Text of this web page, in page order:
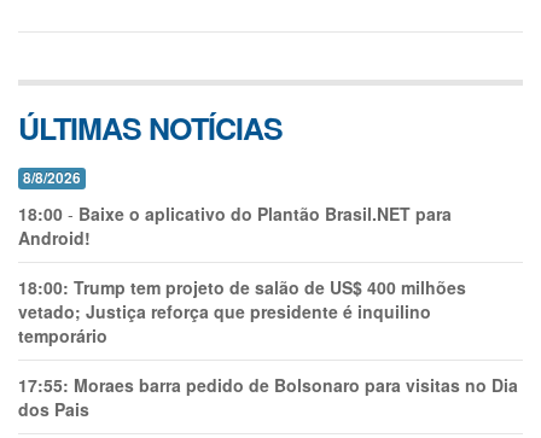
ÚLTIMAS NOTÍCIAS
8/8/2026
18:00 - Baixe o aplicativo do Plantão Brasil.NET para
Android!
18:00: Trump tem projeto de salão de US$ 400 milhões
vetado; Justiça reforça que presidente é inquilino
temporário
17:55: Moraes barra pedido de Bolsonaro para visitas no Dia
dos Pais